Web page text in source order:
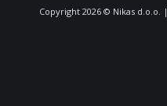
Copyright 2026 © Nikas d.o.o. |